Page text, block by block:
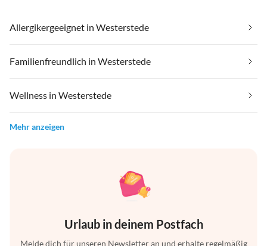
Allergikergeeignet in Westerstede
Familienfreundlich in Westerstede
Wellness in Westerstede
Mehr anzeigen
Urlaub in deinem Postfach
Melde dich für unseren Newsletter an und erhalte regelmäßig